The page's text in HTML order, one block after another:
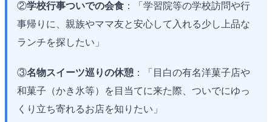
②学校行事ついでの会食 ：「学習院等の学校訪問や行
事帰りに、親族やママ友と安心して入れる少し上品な
ランチを探したい」
③名物スイーツ巡りの休憩 ：「目白の有名洋菓子店や
和菓子（かき氷等）を目当てに来た際、ついでにゆっ
くり立ち寄れるお店を知りたい」